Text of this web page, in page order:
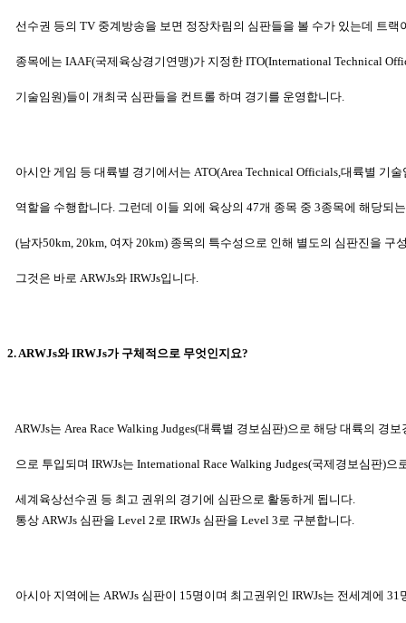
선수권 등의 TV 중계방송을 보면 정장차림의 심판들을 볼 수가 있는데 트랙
종목에는 IAAF(국제육상경기연맹)가 지정한 ITO(International Technical
기술임원)들이 개최국 심판들을 컨트롤 하며 경기를 운영합니다.
아시안 게임 등 대륙별 경기에서는 ATO(Area Technical Officials,대륙별 기술
역할을 수행합니다. 그런데 이들 외에 육상의 47개 종목 중 3종목에 해당되는
(남자50km, 20km, 여자 20km) 종목의 특수성으로 인해 별도의 심판진을 구
그것은 바로 ARWJs와 IRWJs입니다.
2. ARWJs와 IRWJs가 구체적으로 무엇인지요?
ARWJs는 Area Race Walking Judges(대륙별 경보심판)으로 해당 대륙의 경
으로 투입되며 IRWJs는 International Race Walking Judges(국제경보심판)으
세계 육상선수권 등 최고 권위의 경기에 심판으로 활동하게 됩니다.
통상 ARWJs 심판을 Level 2로 IRWJs 심판을 Level 3로 구분합니다.
아시아 지역에는 ARWJs 심판이 15명이며 최고권위인 IRWJs는 전세계에 31